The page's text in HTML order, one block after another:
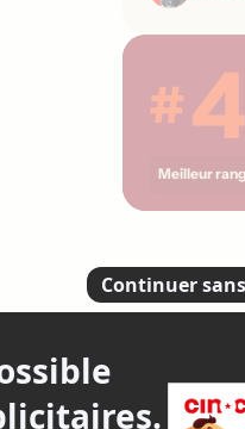
#4
Meilleur rang